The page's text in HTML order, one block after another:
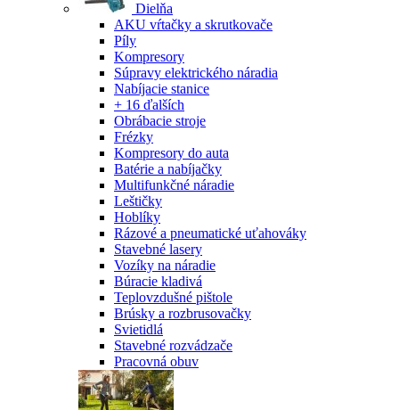
Dielňa
AKU vŕtačky a skrutkovače
Píly
Kompresory
Súpravy elektrického náradia
Nabíjacie stanice
+ 16 ďalších
Obrábacie stroje
Frézky
Kompresory do auta
Batérie a nabíjačky
Multifunkčné náradie
Leštičky
Hoblíky
Rázové a pneumatické uťahováky
Stavebné lasery
Vozíky na náradie
Búracie kladivá
Teplovzdušné pištole
Brúsky a rozbrusovačky
Svietidlá
Stavebné rozvádzače
Pracovná obuv